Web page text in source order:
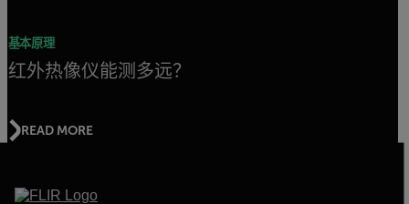
基本原理
红外热像仪能测多远？
READ MORE